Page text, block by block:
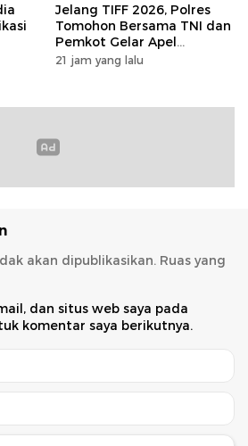
Jelang TIFF 2026, Polres
Tomohon Bersama TNI dan
Pemkot Gelar Apel
Kesiapan Pengamanan
21 jam yang lalu
akan dipublikasikan. Ruas yang
dan situs web saya pada
komentar saya berikutnya.